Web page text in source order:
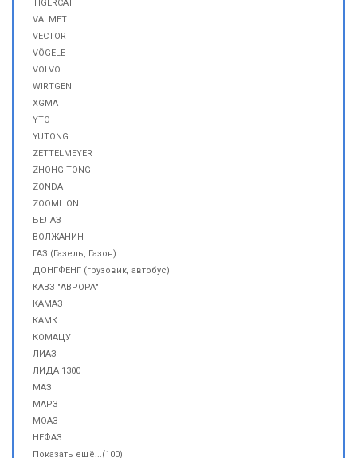
TIGERCAT
VALMET
VECTOR
VÖGELE
VOLVO
WIRTGEN
XGMA
YTO
YUTONG
ZETTELMEYER
ZHOHG TONG
ZONDA
ZOOMLION
БЕЛАЗ
ВОЛЖАНИН
ГАЗ (Газель, Газон)
ДОНГФЕНГ (грузовик, автобус)
КАВЗ "АВРОРА"
КАМАЗ
КАМК
КОМАЦУ
ЛИАЗ
ЛИДА 1300
МАЗ
МАРЗ
МОАЗ
НЕФАЗ
Показать ещё...(100)